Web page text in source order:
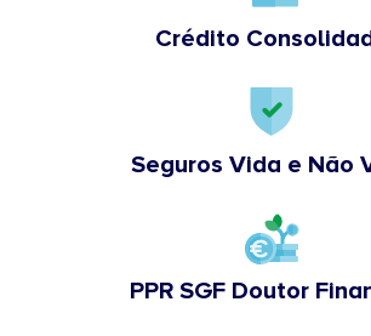
Crédito
Seguros Vida e Não
PPR SGF Doutor